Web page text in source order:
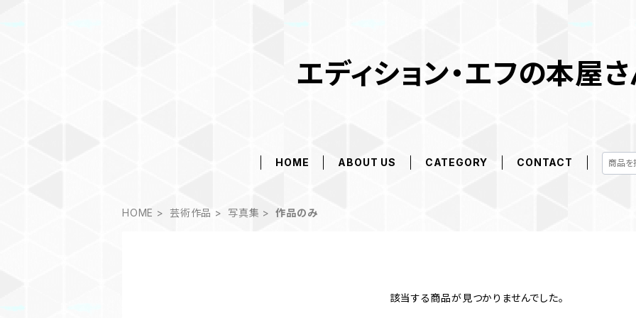
エディション・エフの本屋
HOME ABOUT US CATEGORY CONTACT
HOME 芸術作品 写真集 作品のみ
該当する商品が見つかりませんでした。